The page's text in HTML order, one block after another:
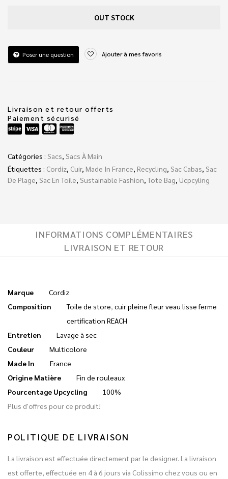
OUT STOCK
Poser une question Ajouter à mes favoris
Livraison et retour offerts
Paiement sécurisé
Catégories : Sacs Sacs À Main
Étiquettes : Cordiz Cuir, Made In France Recycling Sac Cabas Sac
De Plage Sac En Toile Sustainable Fashion Tote Bag Ucpcyling
INFORMATIONS COMPLÉMENTAIRES
LIVRAISON ET RETOUR
Marque
Cordiz
Composition
Toile de store, cuir pleine fleur veau lisse ferme
certification REACH
Entretien
Lavage à sec
Couleur
Multicolore
Made In
France
Origine Matière
Fin de rouleaux
Pourcentage Upcycling
100%
Plus d'offres pour ce produit!
POLITIQUE DE LIVRAISON
La livraison est effectuée directement par le designer. La livraison
est offerte, effectuée en 4 à 6 jours via Colissimo chez vous ou en